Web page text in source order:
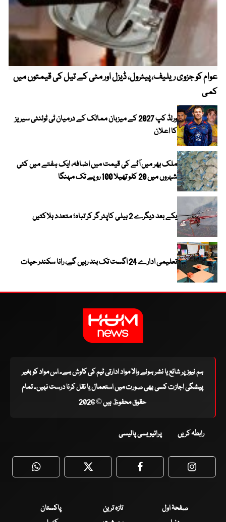
عوام کو جزوی ریلیف، پیٹرول، ڈیزل اور مٹی کے تیل کی قیمتوں میں
کمی
ورلڈ کپ 2027 کے میزبان ممالک کے درمیان ٹی ٹوئنٹی سیریز
کا اعلان
ملک بھر میں آٹے کی قیمت میں اضافہ، ایک ہفتے میں کئی
شہروں میں 20 کلو تھیلا 100 روپے تک مہنگا
یکے بعد دیگرے 2 ہیلی کاپٹر گر کر تباہ؛ متعدد ہلاکتیں
تعلیمی ادارے 24 اگست تک بند رہیں گے، رانا سکندر حیات
ہم نیوز پر شائع یا نشر ہونے والا مواد ادارتی ٹیم کی کاوش ہے۔ اس مواد کو بغیر
پیشگی اجازت کسی بھی صورت میں استعمال یا نقل کرنا درست نہیں۔ تمام
حقوق محفوظ ہیں © 2026
رابطہ کریں پرائیویسی پالیسی
WhatsApp Twitter Facebook
صفحۂ اول تازہ ترین
پاکستان